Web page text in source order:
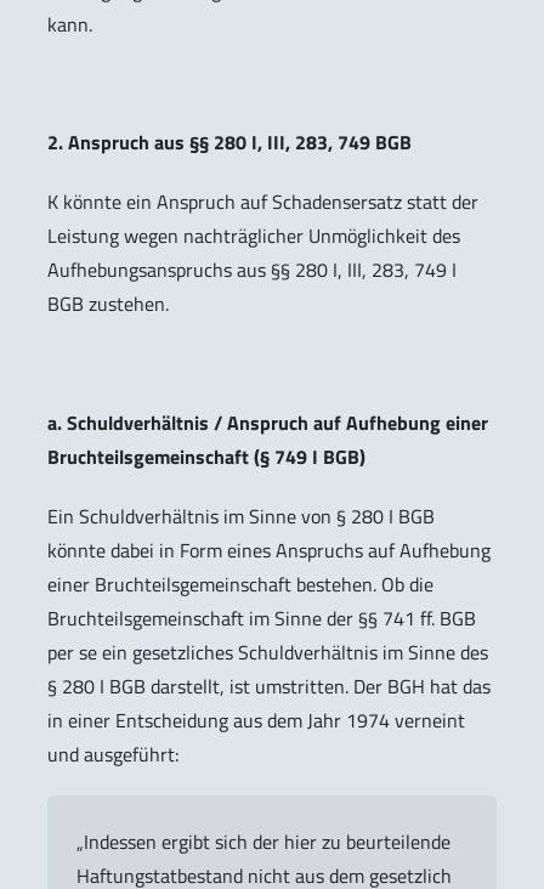
kann.
2. Anspruch aus §§ 280 I, III, 283, 749 BGB
K könnte ein Anspruch auf Schadensersatz statt der
Leistung wegen nachträglicher Unmöglichkeit des
Aufhebungsanspruchs aus §§ 280 I, III, 283, 749 I
BGB zustehen.
a. Schuldverhältnis / Anspruch auf Aufhebung einer
Bruchteilsgemeinschaft (§ 749 I BGB)
Ein Schuldverhältnis im Sinne von § 280 I BGB
könnte dabei in Form eines Anspruchs auf Aufhebung
einer Bruchteilsgemeinschaft bestehen. Ob die
Bruchteilsgemeinschaft im Sinne der §§ 741 ff. BGB
per se ein gesetzliches Schuldverhältnis im Sinne des
§ 280 I BGB darstellt, ist umstritten. Der BGH hat das
in einer Entscheidung aus dem Jahr 1974 verneint
und ausgeführt:
„Indessen ergibt sich der hier zu beurteilende
Haftungstatbestand nicht aus dem gesetzlich